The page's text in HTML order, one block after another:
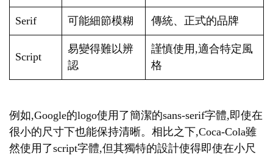
Serif 可能細節模糊 傳統、正式的品牌
Script
易變得難以辨
認
謹慎使用,適合特定風
格
例如,Google的logo使用了簡潔的sans-serif字體,即使在
很小的尺寸下也能保持清晰。相比之下,Coca-Cola雖
然使用了script字體,但其獨特的設計使得即使在小尺